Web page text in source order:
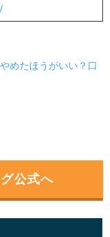
めたほうがいい？口
公式へ